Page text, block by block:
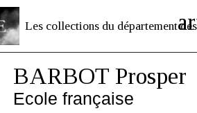
Les collections du département des
BARBOT Prosper
Ecole française